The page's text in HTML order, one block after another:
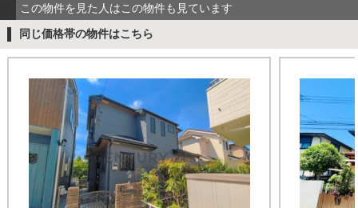
この物件を見た人はこの物件も見ています
同じ価格帯の物件はこちら